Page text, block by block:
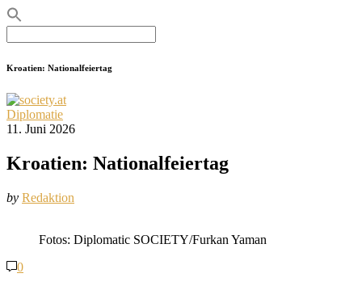
for:
Kroatien: Nationalfeiertag
Diplomatie
11. Juni 2026
Kroatien: Nationalfeiertag
by Redaktion
Fotos: Diplomatic SOCIETY/Furkan Yaman
0